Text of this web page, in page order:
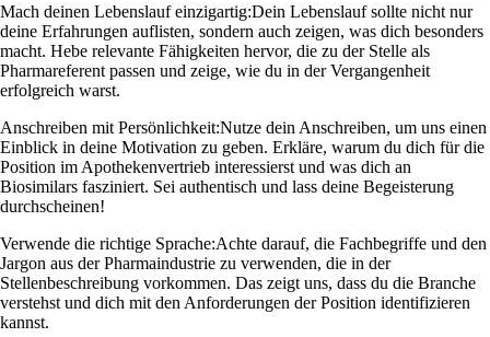
Mach deinen Lebenslauf einzigartig:Dein Lebenslauf sollte nicht nur
deine Erfahrungen auflisten, sondern auch zeigen, was dich besonders
macht. Hebe relevante Fähigkeiten hervor, die zu der Stelle als
Pharmareferent passen und zeige, wie du in der Vergangenheit
erfolgreich warst.
Anschreiben mit Persönlichkeit:Nutze dein Anschreiben, um uns einen
Einblick in deine Motivation zu geben. Erkläre, warum du dich für die
Position im Apothekenvertrieb interessierst und was dich an
Biosimilars fasziniert. Sei authentisch und lass deine Begeisterung
durchscheinen!
Verwende die richtige Sprache:Achte darauf, die Fachbegriffe und den
Jargon aus der Pharmaindustrie zu verwenden, die in der
Stellenbeschreibung vorkommen. Das zeigt uns, dass du die Branche
verstehst und dich mit den Anforderungen der Position identifizieren
kannst.